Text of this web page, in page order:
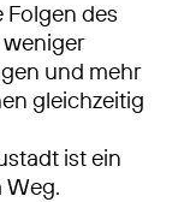
Folgen des
und mehr
gleichzeitig
ist ein
Weg.